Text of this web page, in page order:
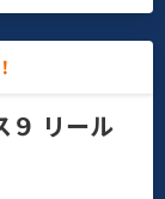
９ リール